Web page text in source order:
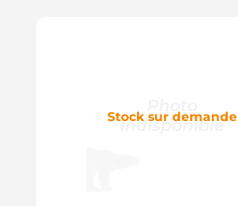
Stock sur demande